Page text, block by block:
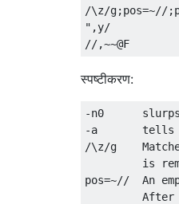
/\z/g;pos=~//
",y/
स्पष्टीकरण:
-n0      slurps
-a       tells
/\z/g
is
pos=~//  An
After